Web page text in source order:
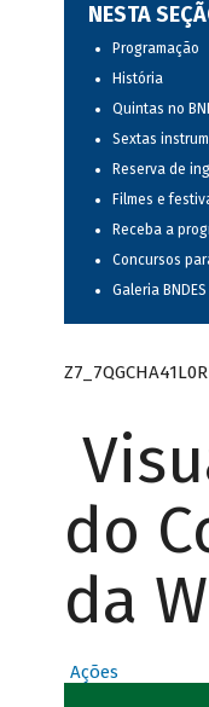
NESTA
Programação
História
Quintas no
Sextas
Reserva de
Filmes e
Receba a
Concursos
Galeria BNDES
do
da
Ações